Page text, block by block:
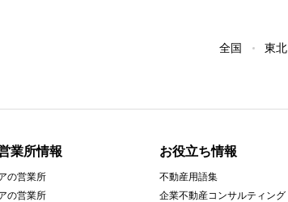
全国 東北
業所情報
の営業所
の営業所
お役立ち情報
不動産用語集
企業不動産コンサルティング